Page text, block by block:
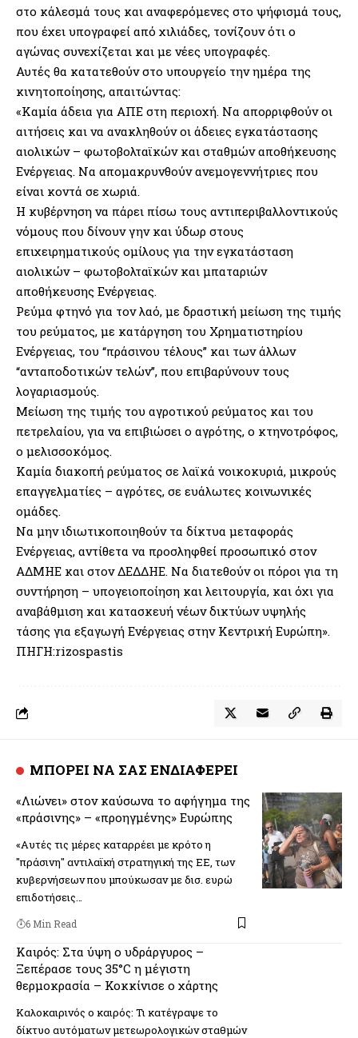
στο κάλεσμά τους και αναφερόμενες στο ψήφισμά τους,
που έχει υπογραφεί από χιλιάδες, τονίζουν ότι ο
αγώνας συνεχίζεται και με νέες υπογραφές.
Αυτές θα κατατεθούν στο υπουργείο την ημέρα της
κινητοποίησης, απαιτώντας:
«Καμία άδεια για ΑΠΕ στη περιοχή. Να απορριφθούν οι
αιτήσεις και να ανακληθούν οι άδειες εγκατάστασης
αιολικών – φωτοβολταϊκών και σταθμών αποθήκευσης
Ενέργειας. Να απομακρυνθούν ανεμογεννήτριες που
είναι κοντά σε χωριά.
Η κυβέρνηση να πάρει πίσω τους αντιπεριβαλλοντικούς
νόμους που δίνουν γην και ύδωρ στους
επιχειρηματικούς ομίλους για την εγκατάσταση
αιολικών – φωτοβολταϊκών και μπαταριών
αποθήκευσης Ενέργειας.
Ρεύμα φτηνό για τον λαό, με δραστική μείωση της τιμής
του ρεύματος, με κατάργηση του Χρηματιστηρίου
Ενέργειας, του “πράσινου τέλους” και των άλλων
“ανταποδοτικών τελών”, που επιβαρύνουν τους
λογαριασμούς.
Μείωση της τιμής του αγροτικού ρεύματος και του
πετρελαίου, για να επιβιώσει ο αγρότης, ο κτηνοτρόφος,
ο μελισσοκόμος.
Καμία διακοπή ρεύματος σε λαϊκά νοικοκυριά, μικρούς
επαγγελματίες – αγρότες, σε ευάλωτες κοινωνικές
ομάδες.
Να μην ιδιωτικοποιηθούν τα δίκτυα μεταφοράς
Ενέργειας, αντίθετα να προσληφθεί προσωπικό στον
ΑΔΜΗΕ και στον ΔΕΔΔΗΕ. Να διατεθούν οι πόροι για τη
συντήρηση – υπογειοποίηση και λειτουργία, και όχι για
αναβάθμιση και κατασκευή νέων δικτύων υψηλής
τάσης για εξαγωγή Ενέργειας στην Κεντρική Ευρώπη».
ΠΗΓΗ:rizospastis
ΜΠΟΡΕΙ ΝΑ ΣΑΣ ΕΝΔΙΑΦΕΡΕΙ
«Λιώνει» στον καύσωνα το αφήγημα της
«πράσινης» – «προηγμένης» Ευρώπης
«Αυτές τις μέρες καταρρέει με κρότο η
"πράσινη" αντιλαϊκή στρατηγική της ΕΕ, των
κυβερνήσεων που μπούκωσαν με δισ. ευρώ
επιδοτήσεις…
6 Min Read
Καιρός: Στα ύψη ο υδράργυρος –
Ξεπέρασε τους 35°C η μέγιστη
θερμοκρασία – Κοκκίνισε ο χάρτης
Καλοκαιρινός ο καιρός: Τι κατέγραψε το
δίκτυο αυτόματων μετεωρολογικών σταθμών